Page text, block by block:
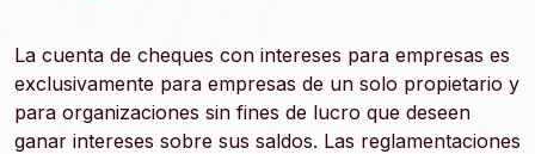
La cuenta de cheques con intereses para empresas es
exclusivamente para empresas de un solo propietario y
para organizaciones sin fines de lucro que deseen
ganar intereses sobre sus saldos. Las reglamentaciones